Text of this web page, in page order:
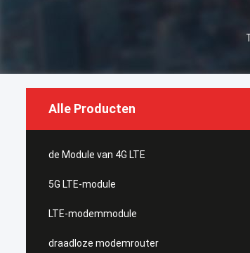
Alle Producten
de Module van 4G LTE
5G LTE-module
LTE-modemmodule
draadloze modemrouter